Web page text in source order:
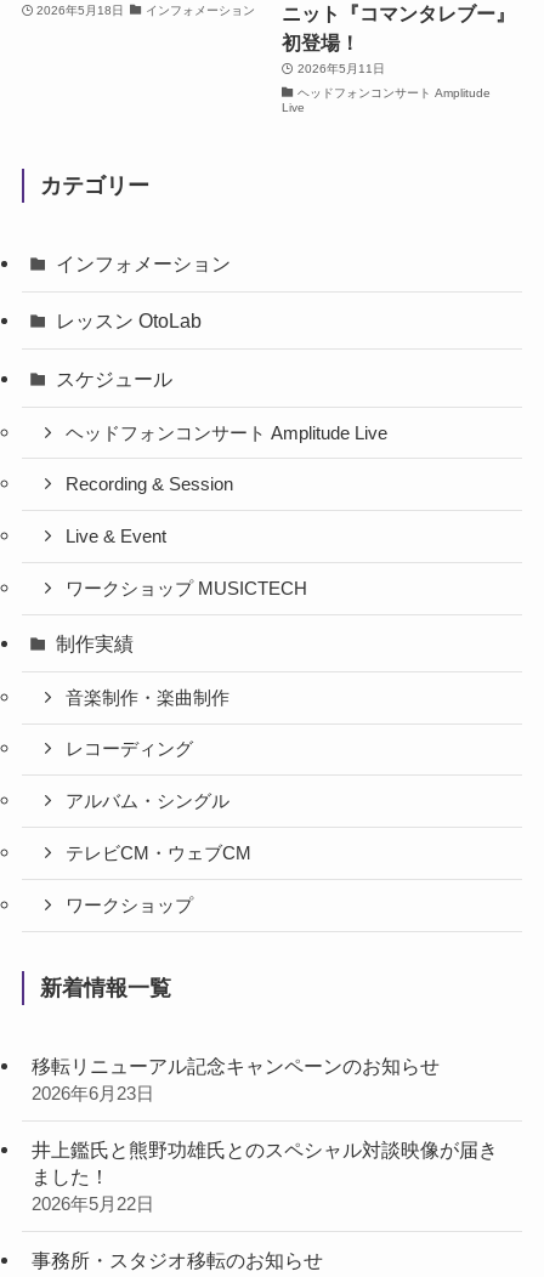
2026年5月18日 インフォメーション
ニット『コマンタレブー』
初登場！
2026年5月11日
ヘッドフォンコンサート Amplitude
Live
カテゴリー
インフォメーション
レッスン OtoLab
スケジュール
ヘッドフォンコンサート Amplitude Live
Recording & Session
Live & Event
ワークショップ MUSICTECH
制作実績
音楽制作・楽曲制作
レコーディング
アルバム・シングル
テレビCM・ウェブCM
ワークショップ
新着情報一覧
移転リニューアル記念キャンペーンのお知らせ
2026年6月23日
井上鑑氏と熊野功雄氏とのスペシャル対談映像が届き
ました！
2026年5月22日
事務所・スタジオ移転のお知らせ